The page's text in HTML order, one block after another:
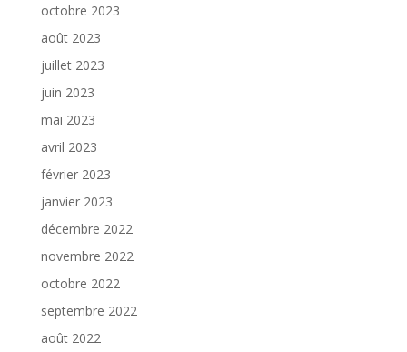
octobre 2023
août 2023
juillet 2023
juin 2023
mai 2023
avril 2023
février 2023
janvier 2023
décembre 2022
novembre 2022
octobre 2022
septembre 2022
août 2022